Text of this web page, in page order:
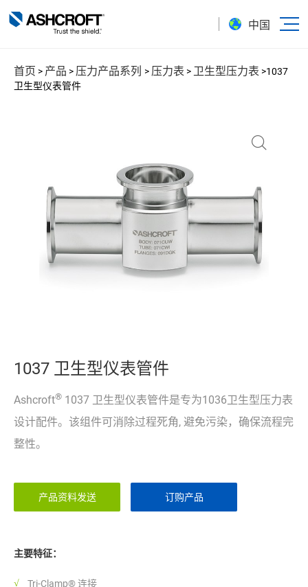
中国
首页 > 产品 > 压力产品系列 > 压力表 > 卫生型压力表 >1037
卫生型仪表管件
1037 卫生型仪表管件
Ashcroft® 1037 卫生型仪表管件是专为1036卫生型压力表
设计配件。该组件可消除过程死角, 避免污染，确保流程完
整性。
产品资料发送 订购产品
主要特征：
Tri-Clamp® 连接